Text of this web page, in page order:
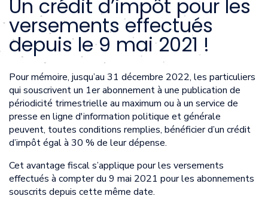
Un crédit d’impôt pour les
versements effectués
depuis le 9 mai 2021 !
Pour mémoire, jusqu’au 31 décembre 2022, les particuliers
qui souscrivent un 1er abonnement à une publication de
périodicité trimestrielle au maximum ou à un service de
presse en ligne d'information politique et générale
peuvent, toutes conditions remplies, bénéficier d’un crédit
d’impôt égal à 30 % de leur dépense.
Cet avantage fiscal s’applique pour les versements
effectués à compter du 9 mai 2021 pour les abonnements
souscrits depuis cette même date.